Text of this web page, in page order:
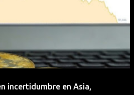
incertidumbre en Asia,